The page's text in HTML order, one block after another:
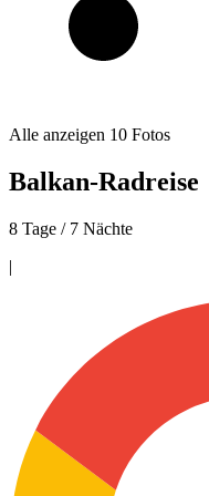
Alle anzeigen 10 Fotos
Balkan-Radreise
8 Tage / 7 Nächte
|